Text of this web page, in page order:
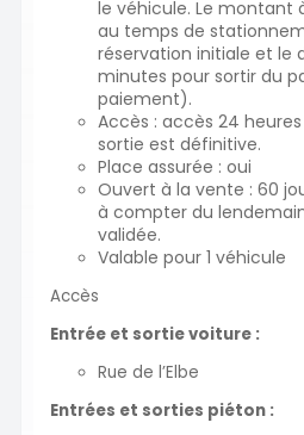
le véhicule. Le montant
au temps de
réservation initiale et le
minutes pour sortir du
paiement).
Accès : accès 24
sortie est définitive.
Place assurée : oui
Ouvert à la vente : 60
à compter du
validée.
Valable pour 1 véhicule
Accès
Entrée et sortie voiture :
Rue de l’Elbe
Entrées et sorties piéton :